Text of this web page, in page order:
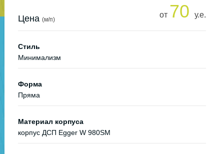
Цена (м/п)
от 70 у.е.
Стиль
Минимализм
Форма
Пряма
Материал корпуса
корпус ДСП Egger W 980SM